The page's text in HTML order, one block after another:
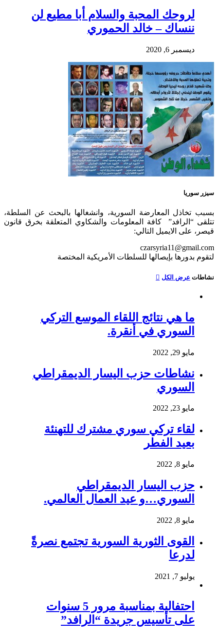
لروحك المحبة والسلام أبا مطيع لن
ننساك – خالد الحموري
ديسمبر 6, 2020
سيزر سوريا
بسبب تخاذل المعارضة السورية، وانشغالها بالبحث عن السلطة،
تتلقى “الرافد” كافة المعلومات والشكاوي المتعلقة بخرق قانون
قيصر، على الايميل التالي:
czarsyria11@gmail.com
لتقوم بدورها بإيصالها للسلطات الأمريكية المختصة
نشاطات عرض الكل
ما هي نتائج اللقاء الموسع التركي
السوري في أنقرة.
مايو 29, 2022
نشاطات حزب اليسار الديمقراطي
السوري
مايو 23, 2022
لقاء تركي سوري مشترك للتهنئة
بعيد الفطر
مايو 8, 2022
حزب اليسار الديمقراطي
السوري…و عيد العمال العالمي.
مايو 8, 2022
القوى الثورية السورية تجتمع نصرةً
لدرعا
يوليو 7, 2021
احتفالية بمناسبة مرور 5 سنوات
على تأسيس جريدة “الرافد”